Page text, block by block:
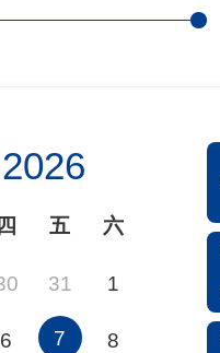
2026
四 五 六
31 1
6 7 8